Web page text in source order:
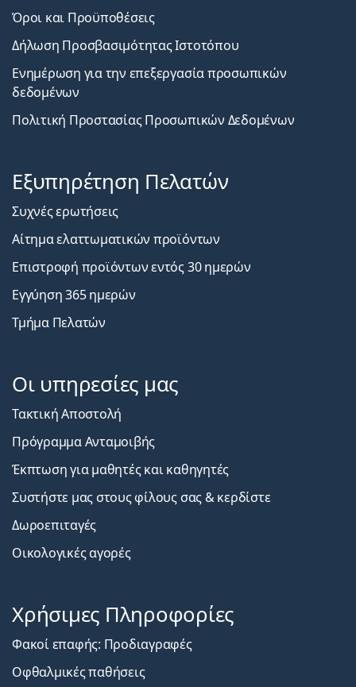
Όροι και Προϋποθέσεις
Δήλωση Προσβασιμότητας Ιστοτόπου
Ενημέρωση για την επεξεργασία προσωπικών
δεδομένων
Πολιτική Προστασίας Προσωπικών Δεδομένων
Εξυπηρέτηση Πελατών
Συχνές ερωτήσεις
Αίτημα ελαττωματικών προϊόντων
Επιστροφή προϊόντων εντός 30 ημερών
Εγγύηση 365 ημερών
Τμήμα Πελατών
Οι υπηρεσίες μας
Τακτική Αποστολή
Πρόγραμμα Ανταμοιβής
Έκπτωση για μαθητές και καθηγητές
Συστήστε μας στους φίλους σας & κερδίστε
Δωροεπιταγές
Οικολογικές αγορές
Χρήσιμες Πληροφορίες
Φακοί επαφής: Προδιαγραφές
Οφθαλμικές παθήσεις